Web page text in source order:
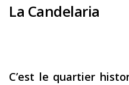
La Candelaria
C’est le quartier